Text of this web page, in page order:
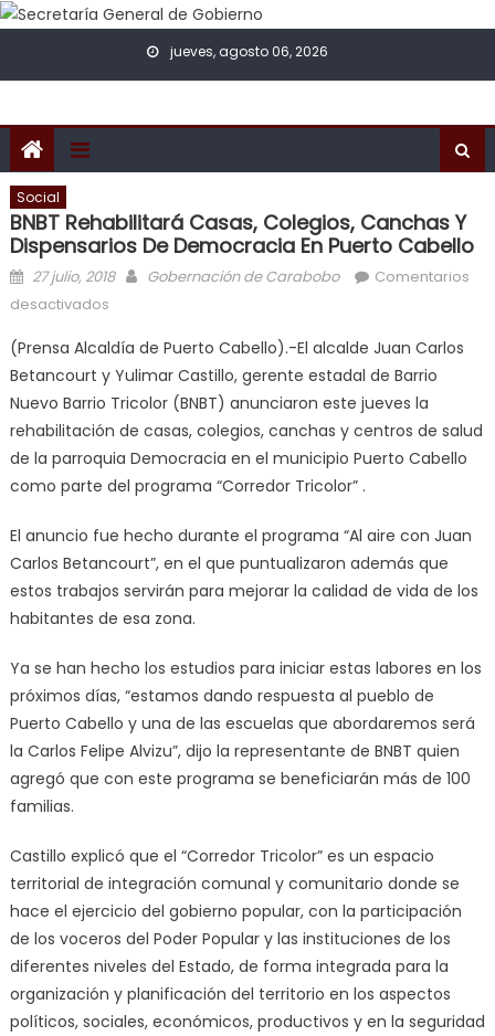
Skip to content
jueves, agosto 06, 2026
Social
BNBT Rehabilitará Casas, Colegios, Canchas Y
Dispensarios De Democracia En Puerto Cabello
Posted on
27 julio, 2018 Author
Gobernación de Carabobo
Comentarios
desactivados
(Prensa Alcaldía de Puerto Cabello).-El alcalde Juan Carlos
Betancourt y Yulimar Castillo, gerente estadal de Barrio
Nuevo Barrio Tricolor (BNBT) anunciaron este jueves la
rehabilitación de casas, colegios, canchas y centros de salud
de la parroquia Democracia en el municipio Puerto Cabello
como parte del programa “Corredor Tricolor” .
El anuncio fue hecho durante el programa “Al aire con Juan
Carlos Betancourt”, en el que puntualizaron además que
estos trabajos servirán para mejorar la calidad de vida de los
habitantes de esa zona.
Ya se han hecho los estudios para iniciar estas labores en los
próximos días, “estamos dando respuesta al pueblo de
Puerto Cabello y una de las escuelas que abordaremos será
la Carlos Felipe Alvizu”, dijo la representante de BNBT quien
agregó que con este programa se beneficiarán más de 100
familias.
Castillo explicó que el “Corredor Tricolor” es un espacio
territorial de integración comunal y comunitario donde se
hace el ejercicio del gobierno popular, con la participación
de los voceros del Poder Popular y las instituciones de los
diferentes niveles del Estado, de forma integrada para la
organización y planificación del territorio en los aspectos
políticos, sociales, económicos, productivos y en la seguridad